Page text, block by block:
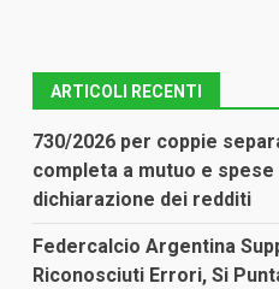
ARTICOLI RECENTI
730/2026 per coppie
completa a mutuo e
dichiarazione dei redditi
Federcalcio Argentina
Riconosciuti Errori, Si